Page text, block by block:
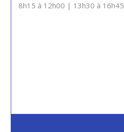
8h15 à 12h00 | 13h30 à 16h45